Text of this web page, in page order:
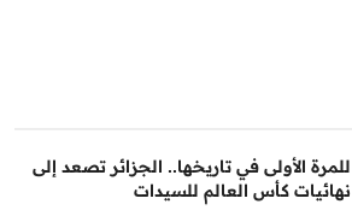
للمرة الأولى في تاريخها.. الجزائر تصعد إلى
نهائيات كأس العالم للسيدات